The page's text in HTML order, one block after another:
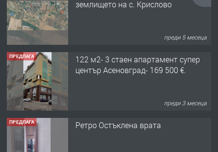
землището на с. Крислово
преди 5 месеца
ПРЕДЛАГА
122 м2- 3 стаен апартамент супер
център Асеновград- 169 500 €.
преди 3 месеца
ПРЕДЛАГА Ретро Остъклена врата